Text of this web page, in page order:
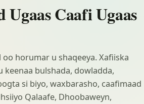
Ugaas Caafi Ugaas
horumar u shaqeeya. Xafiiska
keenaa bulshada, dowladda,
si biyo, waxbarasho, caafimaad
Qalaafe, Dhoobaweyn,